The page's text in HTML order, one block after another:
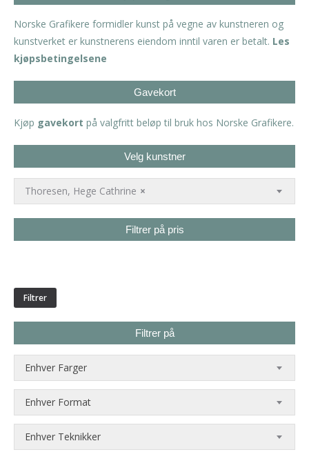
Norske Grafikere formidler kunst på vegne av kunstneren og
kunstverket er kunstnerens eiendom inntil varen er betalt. Les
kjøpsbetingelsene
Gavekort
Kjøp gavekort på valgfritt beløp til bruk hos Norske Grafikere.
Velg kunstner
×
Thoresen, Hege Cathrine
Filtrer på pris
Filtrer
Filtrer på
Enhver Farger
Enhver Format
Enhver Teknikker